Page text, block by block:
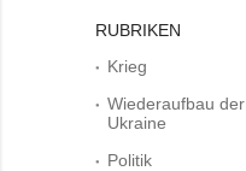
RUBRIKEN
Krieg
Wiederaufbau der
Ukraine
Politik